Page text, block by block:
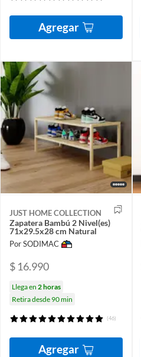
Agregar
JUST HOME COLLECTION
Zapatera Bambú 2 Nivel(es)
71x29.5x28 cm Natural
Por SODIMAC
$ 16.990
Llega en 2 horas
Retira desde 90 min
(46)
Agregar